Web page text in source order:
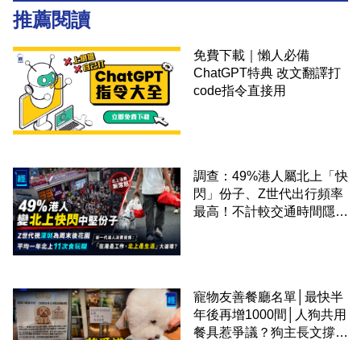
推薦閱讀
免費下載｜懶人必備
ChatGPT特典 改文翻譯打
code指令直接用
調查：49%港人屬北上「快
閃」份子、Z世代出行頻率
最高！不計較交通時間隱形
寵物友善餐廳名單│最快半
年後再增1000間│人狗共用
餐具惹爭議？狗主長文撐